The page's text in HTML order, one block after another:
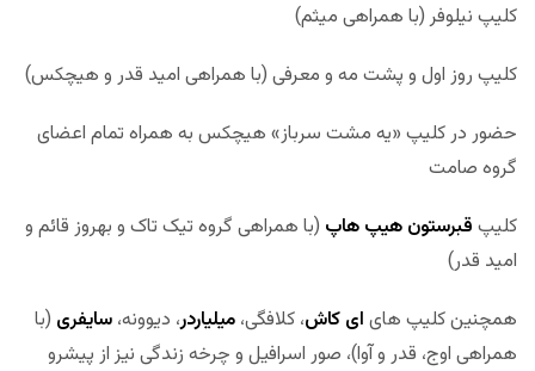
کلیپ نیلوفر (با همراهی میثم)
کلیپ روز اول و پشت مه و معرفی (با همراهی امید قدر و هیچکس)
حضور در کلیپ «یه مشت سرباز» هیچکس به همراه تمام اعضای
گروه صامت
کلیپ قبرستون هیپ هاپ (با همراهی گروه تیک تاک و بهروز قائم و
امید قدر)
همچنین کلیپ های ای کاش، کلافگی، میلیاردر، دیوونه، سایفری (با
همراهی اوج، قدر و آوا)، صور اسرافیل و چرخه زندگی نیز از پیشرو